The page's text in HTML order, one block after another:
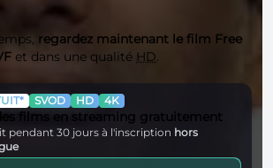
regardez maintenant le film Free
et dans une qualité HD.
SVOD HD 4K
films en streaming gratuitement
pendant 30 jours à l'inscription hors